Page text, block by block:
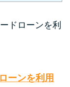
来への影響
ドローンを利
ーンを利用